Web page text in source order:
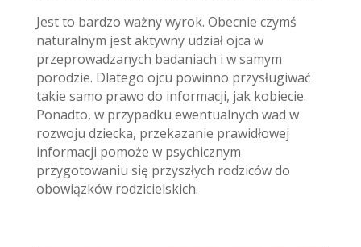
Jest to bardzo ważny wyrok. Obecnie czymś
naturalnym jest aktywny udział ojca w
przeprowadzanych badaniach i w samym
porodzie. Dlatego ojcu powinno przysługiwać
takie samo prawo do informacji, jak kobiecie.
Ponadto, w przypadku ewentualnych wad w
rozwoju dziecka, przekazanie prawidłowej
informacji pomoże w psychicznym
przygotowaniu się przyszłych rodziców do
obowiązków rodzicielskich.